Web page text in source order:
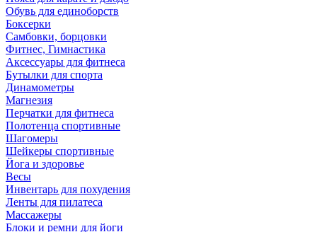
Обувь для единоборств
Боксерки
Самбовки, борцовки
Фитнес, Гимнастика
Аксессуары для фитнеса
Бутылки для спорта
Динамометры
Магнезия
Перчатки для фитнеса
Полотенца спортивные
Шагомеры
Шейкеры спортивные
Йога и здоровье
Весы
Инвентарь для похудения
Ленты для пилатеса
Массажеры
Блоки и ремни для йоги